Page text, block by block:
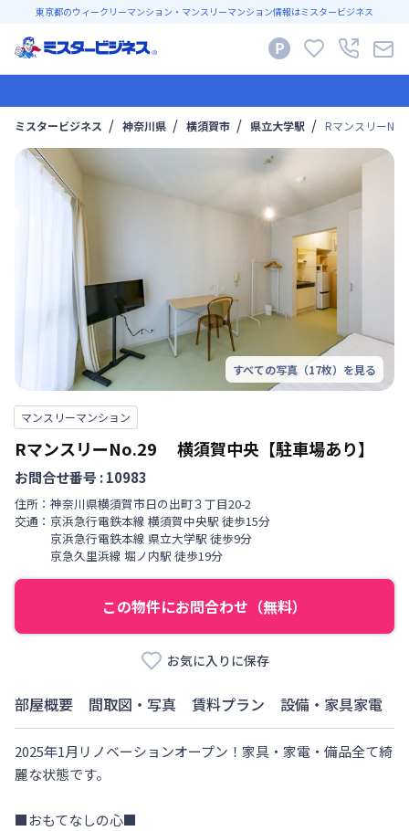
東京都のウィークリーマンション・マンスリーマンション情報はミスタービジネス
ミスタービジネス 神奈川県 横須賀市 県立大学駅 Rマンスリー
すべての写真（17枚）を見る
マンスリーマンション
RマンスリーNo.29 横須賀中央【駐車場あり】
お問合せ番号 :10983
住所： 神奈川県横須賀市日の出町３丁目20-2
交通： 京浜急行電鉄本線 横須賀中央駅 徒歩15分
京浜急行電鉄本線 県立大学駅 徒歩9分
京急久里浜線 堀ノ内駅 徒歩19分
この物件にお問合わせ（無料）
お気に入りに保存
部屋概要 間取図・写真 賃料プラン 設備・家具家電
2025年1月リノベーションオープン！家具・家電・備品全て綺
麗な状態です。
■おもてなしの心■